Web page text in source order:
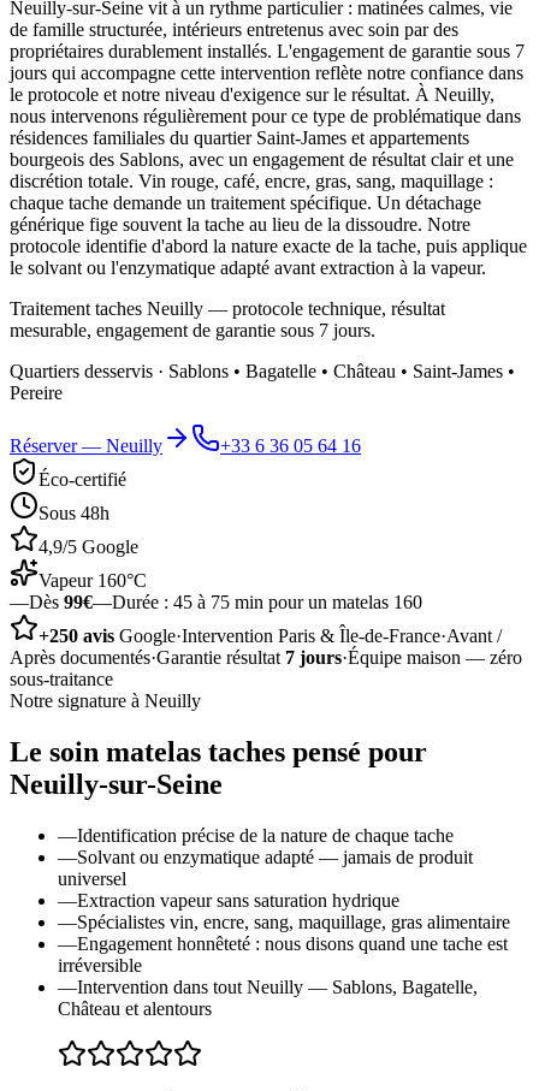
Neuilly-sur-Seine vit à un rythme particulier : matinées calmes, vie
de famille structurée, intérieurs entretenus avec soin par des
propriétaires durablement installés. L'engagement de garantie sous 7
jours qui accompagne cette intervention reflète notre confiance dans
le protocole et notre niveau d'exigence sur le résultat. À Neuilly,
nous intervenons régulièrement pour ce type de problématique dans
résidences familiales du quartier Saint-James et appartements
bourgeois des Sablons, avec un engagement de résultat clair et une
discrétion totale. Vin rouge, café, encre, gras, sang, maquillage :
chaque tache demande un traitement spécifique. Un détachage
générique fige souvent la tache au lieu de la dissoudre. Notre
protocole identifie d'abord la nature exacte de la tache, puis applique
le solvant ou l'enzymatique adapté avant extraction à la vapeur.
Traitement taches Neuilly — protocole technique, résultat
mesurable, engagement de garantie sous 7 jours.
Quartiers desservis · Sablons • Bagatelle • Château • Saint-James •
Pereire
Réserver — Neuilly
+33 6 36 05 64 16
Éco-certifié
Sous 48h
4,9/5 Google
Vapeur 160°C
—Dès 99€—Durée : 45 à 75 min pour un matelas 160
+250 avis Google·Intervention Paris & Île-de-France·Avant /
Après documentés·Garantie résultat 7 jours·Équipe maison — zéro
sous-traitance
Notre signature à Neuilly
Le soin matelas taches pensé pour
Neuilly-sur-Seine
—Identification précise de la nature de chaque tache
—Solvant ou enzymatique adapté — jamais de produit
universel
—Extraction vapeur sans saturation hydrique
—Spécialistes vin, encre, sang, maquillage, gras alimentaire
—Engagement honnêteté : nous disons quand une tache est
irréversible
—Intervention dans tout Neuilly — Sablons, Bagatelle,
Château et alentours